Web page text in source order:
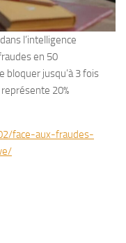
l’intelligence
en 50
bloquer jusqu’à 3 fois
20%
face-aux-fraudes-